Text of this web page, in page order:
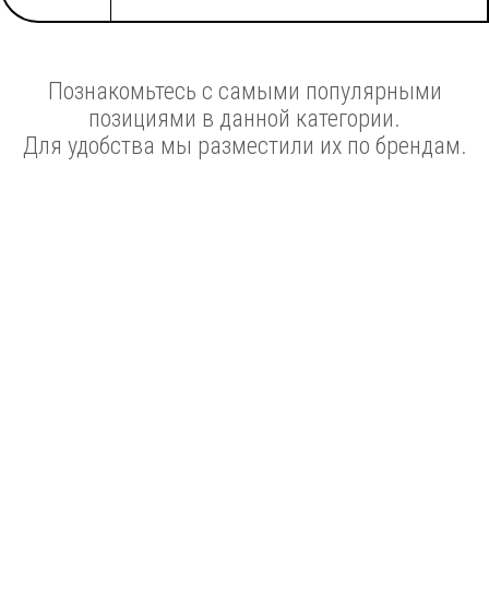
Познакомьтесь с самыми популярными
позициями в данной категории.
Для удобства мы разместили их по брендам.